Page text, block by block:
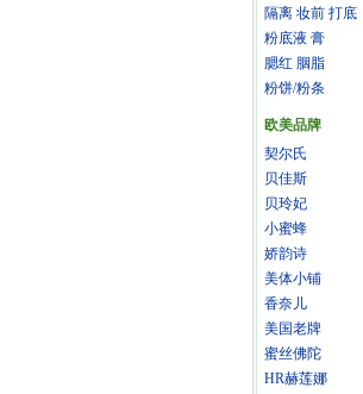
隔离 妆前 打底
粉底液 膏
腮红 胭脂
粉饼/粉条
欧美品牌
契尔氏
贝佳斯
贝玲妃
小蜜蜂
娇韵诗
美体小铺
香奈儿
美国老牌
蜜丝佛陀
HR赫莲娜